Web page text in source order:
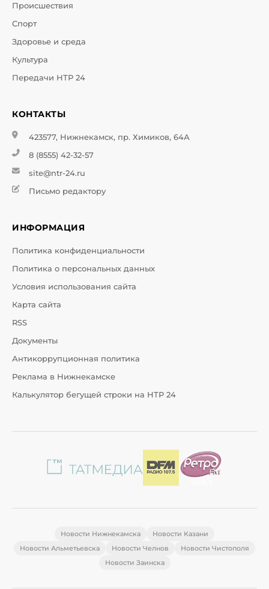
Происшествия
Спорт
Здоровье и среда
Культура
Передачи НТР 24
КОНТАКТЫ
423577, Нижнекамск, пр. Химиков, 64А
8 (8555) 42-32-57
site@ntr-24.ru
Письмо редактору
ИНФОРМАЦИЯ
Политика конфиденциальности
Политика о персональных данных
Условия использования сайта
Карта сайта
RSS
Документы
Антикоррупционная политика
Реклама в Нижнекамске
Калькулятор бегущей строки на НТР 24
Новости Нижнекамска
Новости Казани
Новости Альметьевска
Новости Челнов
Новости Чистополя
Новости Заинска